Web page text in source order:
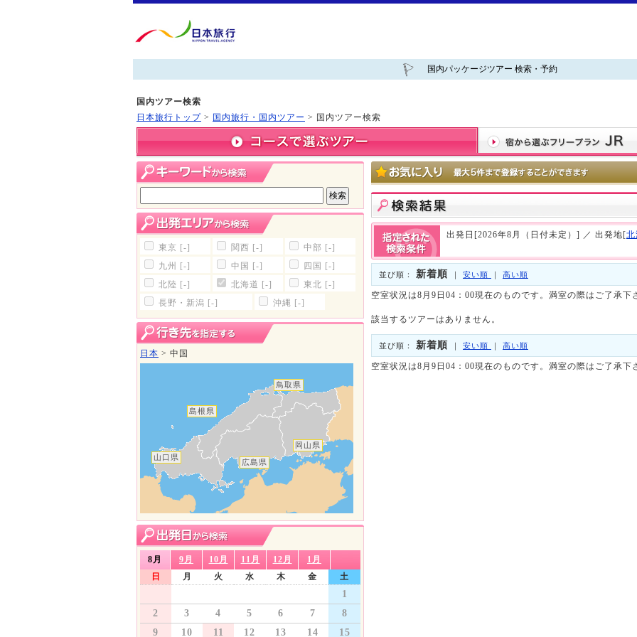
国内パッケージツアー 検索・予約
国内ツアー検索
日本旅行トップ > 国内旅行・国内ツアー > 国内ツアー検索
東京 [-] 関西 [-] 中部 [-]
九州
[-] 中国 [-] 四国
[-]
北陸 [-] 北海道 [-] 東北 [-]
長野・新潟 [-] 沖縄 [-]
日本 > 中国
鳥取県
島根県
岡山県
広島県
山口県
8月 9月 10月 11月 12月
1月
日
月 火 水 木 金 土
1
2
3 4 5 6 7
8
9
10 11 12 13 14
15
出発日[2026年8月（日付未定）] ／ 出発地[北
並び順： 新着順 ｜ 安い順 ｜ 高い順
空室状況は8月9日04：00現在のものです。満室の際はご了承下
該当するツアーはありません。
並び順： 新着順 ｜ 安い順 ｜ 高い順
空室状況は8月9日04：00現在のものです。満室の際はご了承下